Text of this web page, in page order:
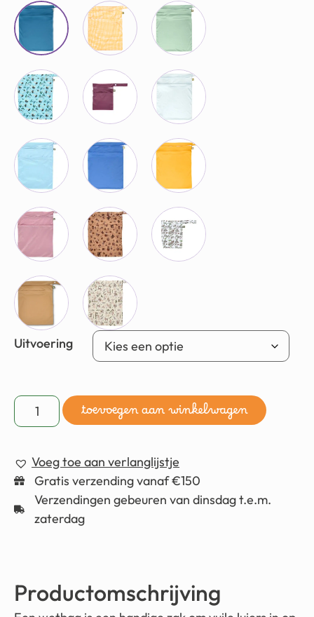
Uitvoering
toevoegen aan winkelwagen
Voeg toe aan verlanglijstje
Gratis verzending vanaf €150
Verzendingen gebeuren van dinsdag t.e.m.
zaterdag
Productomschrijving